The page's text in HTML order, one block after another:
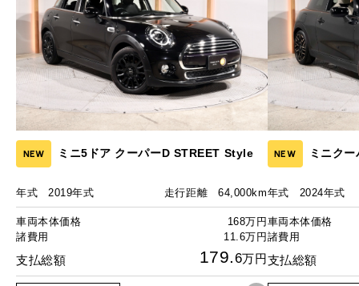
NEW ミニ5ドア クーパーD STREET Style
年式 2019年式 走行距離 64,000km
車両本体価格
168万円
諸費用
11.6万円
支払総額 179.6万円
NEW ミニク
年式 2024年式
車両本体価格
諸費用
支払総額